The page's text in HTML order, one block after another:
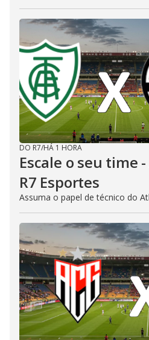
DO R7/HÁ 1 HORA
Escale o seu time
R7 Esportes
Assuma o papel de técnico do